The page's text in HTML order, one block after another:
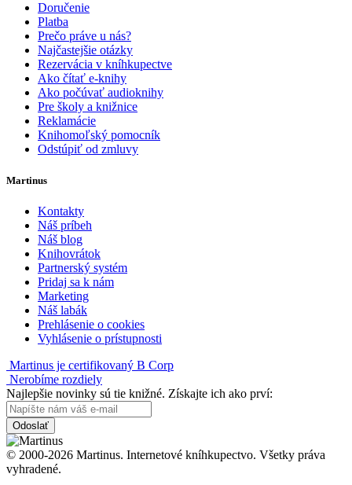
Doručenie
Platba
Prečo práve u nás?
Najčastejšie otázky
Rezervácia v kníhkupectve
Ako čítať e-knihy
Ako počúvať audioknihy
Pre školy a knižnice
Reklamácie
Knihomoľský pomocník
Odstúpiť od zmluvy
Martinus
Kontakty
Náš príbeh
Náš blog
Knihovrátok
Partnerský systém
Pridaj sa k nám
Marketing
Náš labák
Prehlásenie o cookies
Vyhlásenie o prístupnosti
Martinus je certifikovaný B Corp
Nerobíme rozdiely
Najlepšie novinky sú tie knižné. Získajte ich ako prví:
Odoslať
© 2000-2026 Martinus. Internetové kníhkupectvo. Všetky práva
vyhradené.